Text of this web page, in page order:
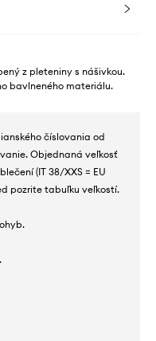
z pleteniny s nášivkou.
bavlneného materiálu.
číslovania od
Objednaná veľkosť
(IT 38/XXS = EU
pozrite tabuľku veľkostí.